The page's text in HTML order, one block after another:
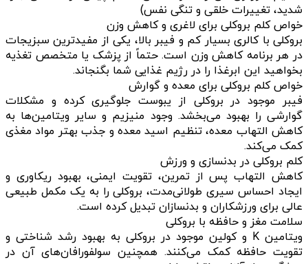
شدید، تغییرات خلقی و تنگی نفس)
خواص کلم بروکلی برای لاغری و کاهش وزن
بروکلی با کالری بسیار کم و فیبر بالا، یکی از مفیدترین سبزیجات
در هر برنامه کاهش وزن است. حتماً از پزشک یا متخصص تغذیه
بخواهید این ابرغذا را در رژیم غذایی شما بگنجاند.
خواص کلم بروکلی برای معده و گوارش
فیبر موجود در بروکلی از یبوست جلوگیری کرده و مشکلات
گوارشی را بهبود می‌بخشد. وجود منیزیم و سایر ویتامین‌ها به
کاهش التهاب معده، تنظیم اسید معده و جذب بهتر مواد مغذی
کمک می‌کند.
کلم بروکلی در بدنسازی و ورزش
کاهش التهاب پس از تمرین، تقویت ایمنی، بهبود ریکاوری و
ایجاد احساس سیری طولانی‌مدت، بروکلی را به یک مکمل طبیعی
عالی برای ورزشکاران و بدنسازان تبدیل کرده است.
سلامت مغز و حافظه با بروکلی
ویتامین K و کولین موجود در بروکلی به بهبود رشد شناختی و
تقویت حافظه کمک می‌کنند. همچنین سولفورافان‌های آن در